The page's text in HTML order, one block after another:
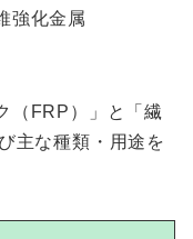
強化金属
（FRP）」と「繊
主な種類・用途を